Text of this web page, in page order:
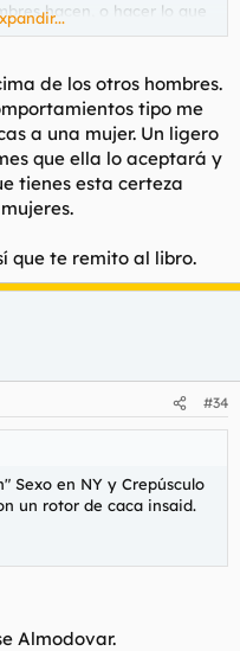
hacen, o hacer lo que
seguridad al hacerlo y
de los otros hombres.
tipo me
a una mujer. Un ligero
que ella lo aceptará y
tienes esta certeza
que te remito al libro.
#34
Sexo en NY y Crepúsculo
un rotor de caca insaid.
Almodovar.